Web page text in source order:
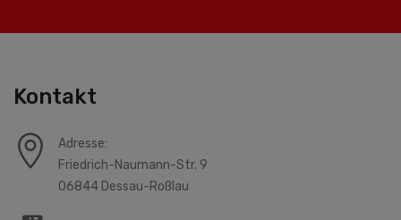
Kontakt
Adresse:
Friedrich-Naumann-Str. 9
06844 Dessau-Roßlau